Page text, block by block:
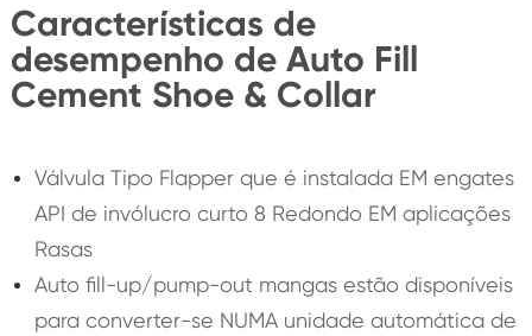
Características de
desempenho de Auto Fill
Cement Shoe & Collar
Válvula Tipo Flapper que é instalada EM engates
API de invólucro curto 8 Redondo EM aplicações
Rasas
Auto fill-up/pump-out mangas estão disponíveis
para converter-se NUMA unidade automática de